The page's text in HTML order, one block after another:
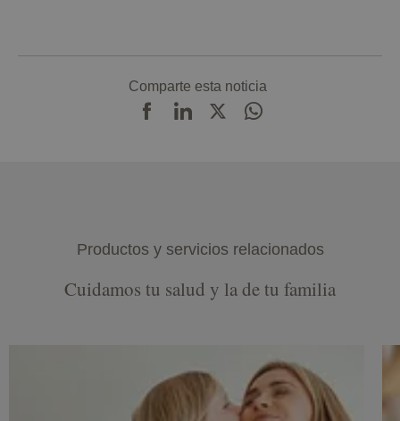
Comparte esta noticia
Productos y servicios relacionados
Cuidamos tu salud y la de tu familia